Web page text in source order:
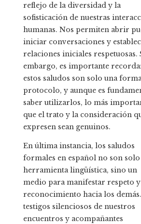
reflejo de la diversidad y la
sofisticación de nuestras
humanas. Nos permiten abrir
iniciar conversaciones y
relaciones iniciales respetuosas.
embargo, es importante
estos saludos son solo una
protocolo, y aunque es
saber utilizarlos, lo más
que el trato y la consideración
expresen sean genuinos.
En última instancia, los saludos
formales en español no son solo
herramienta lingüística, sino un
medio para manifestar respeto y
reconocimiento hacia los
testigos silenciosos de nuestros
encuentros y acompañantes